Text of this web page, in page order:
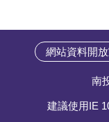
網站資料開
南
建議使用IE